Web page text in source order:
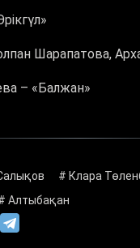
Шарапатова,
– «Балжан»
# Клара
Алтыбақан